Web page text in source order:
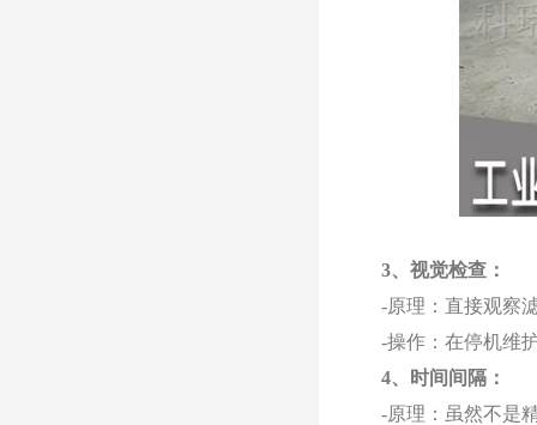
3、视觉检查：
-原理：直接观察滤
-操作：在停机维护
4、时间间隔：
-原理：虽然不是精